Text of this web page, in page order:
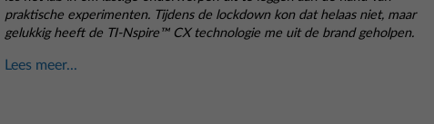
praktische experimenten. Tijdens de lockdown kon dat helaas niet, maar
gelukkig heeft de TI-Nspire™ CX technologie me uit de brand geholpen.
Lees meer...